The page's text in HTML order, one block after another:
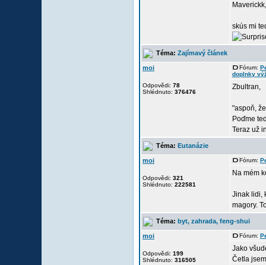
Maverickk,
skús mi
Téma: Zajímavý článek
moi
Odpovědi: 78
Shlédnuto: 376476
Fórum:
doplnky
Zbultran,
"aspoň,
Poďme
Teraz už
Téma: Eutanázie
moi
Odpovědi: 321
Shlédnuto: 222581
Fórum:
Na mém
Jinak lidi,
magory.
Téma: byt, zahrada, feng-shui
moi
Odpovědi: 199
Shlédnuto: 316505
Fórum:
Jako
Četla